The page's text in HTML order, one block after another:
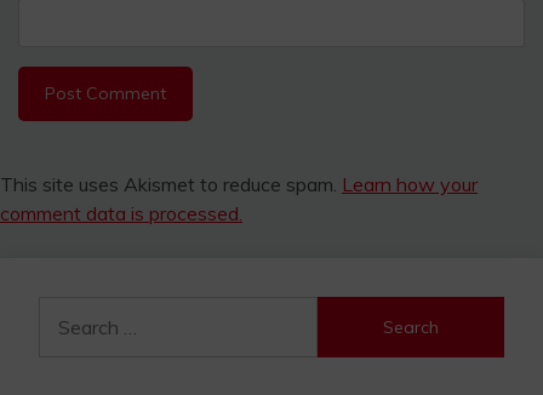
This site uses Akismet to reduce spam. Learn how your
comment data is processed.
for: